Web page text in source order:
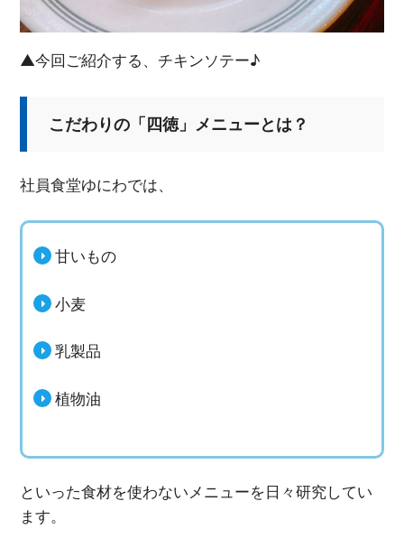
▲今回ご紹介する、チキンソテー♪
こだわりの「四徳」メニューとは？
社員食堂ゆにわでは、
甘いもの
小麦
乳製品
植物油
といった食材を使わないメニューを日々研究してい
ます。